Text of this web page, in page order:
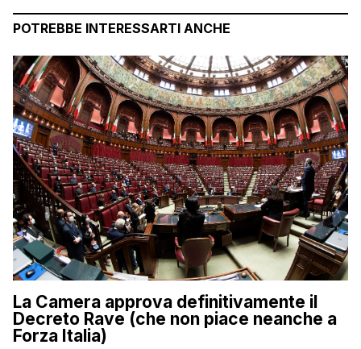
POTREBBE INTERESSARTI ANCHE
La Camera approva definitivamente il
Decreto Rave (che non piace neanche a
Forza Italia)